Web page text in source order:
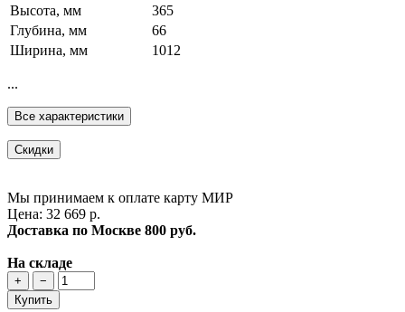
Высота, мм
365
Глубина, мм
66
Ширина, мм
1012
...
Все характеристики
Скидки
Мы принимаем к оплате карту МИР
Цена: 32 669 р.
Доставка по Москве 800 руб.
На складе
+
−
Купить